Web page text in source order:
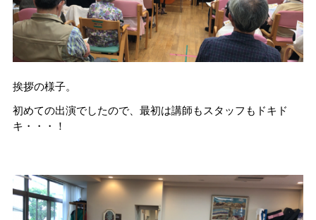
挨拶の様子。
初めての出演でしたので、最初は講師もスタッフもドキド
キ・・・！